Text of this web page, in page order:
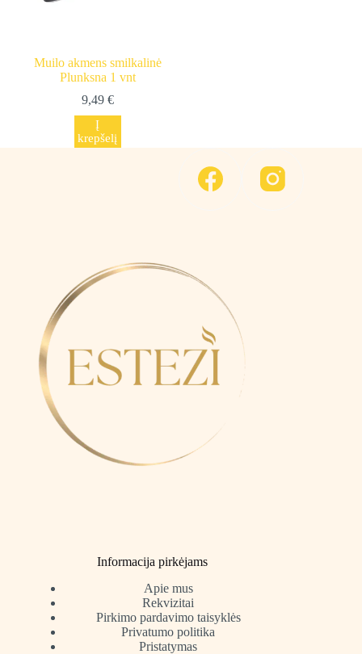
Muilo akmens smilkalinė
Plunksna 1 vnt
9,49 €
Į
krepšelį
Informacija pirkėjams
Apie mus
Rekvizitai
Pirkimo pardavimo taisyklės
Privatumo politika
Pristatymas